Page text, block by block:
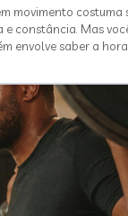
movimento costuma
e constância. Mas
envolve saber a hora